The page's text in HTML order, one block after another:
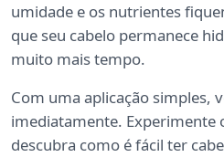
umidade e os nutrientes
que seu cabelo permanece
muito mais tempo.
Com uma aplicação simples,
imediatamente. Experimente
descubra como é fácil ter